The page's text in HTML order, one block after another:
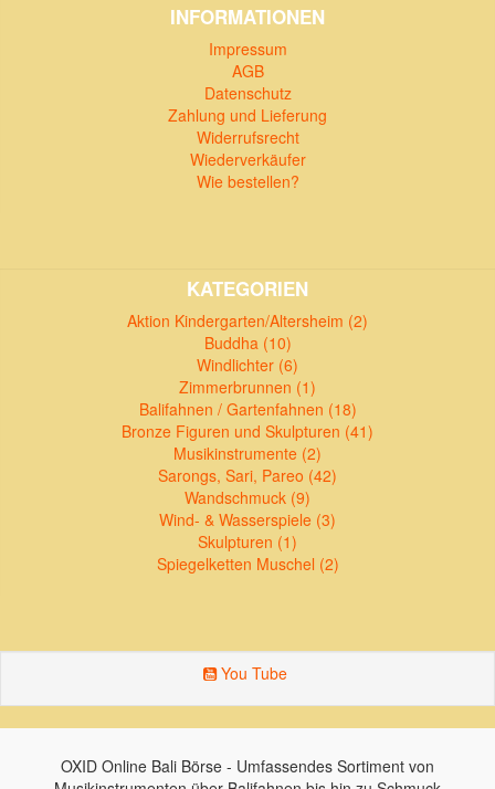
INFORMATIONEN
Impressum
AGB
Datenschutz
Zahlung und Lieferung
Widerrufsrecht
Wiederverkäufer
Wie bestellen?
KATEGORIEN
Aktion Kindergarten/Altersheim (2)
Buddha (10)
Windlichter (6)
Zimmerbrunnen (1)
Balifahnen / Gartenfahnen (18)
Bronze Figuren und Skulpturen (41)
Musikinstrumente (2)
Sarongs, Sari, Pareo (42)
Wandschmuck (9)
Wind- & Wasserspiele (3)
Skulpturen (1)
Spiegelketten Muschel (2)
You Tube
OXID Online Bali Börse - Umfassendes Sortiment von